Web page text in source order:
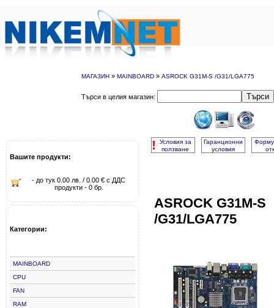
МАГАЗИН » MAINBOARD » ASROCK G31M-S /G31/LGA775
Търси в целия магазин: Търси
Вашите продукти:
- до тук 0.00 лв. / 0.00 € с ДДС
продукти - 0 бр.
Категории:
MAINBOARD
CPU
FAN
RAM
!
Условия за
ползване
Гаранционни
условия
ASROCK G31M-S
/G31/LGA775